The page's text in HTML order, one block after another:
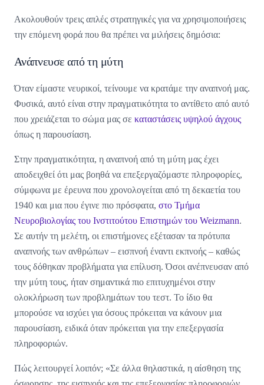
Ακολουθούν τρεις απλές στρατηγικές για να χρησιμοποιήσεις
την επόμενη φορά που θα πρέπει να μιλήσεις δημόσια:
Ανάπνευσε από τη μύτη
Όταν είμαστε νευρικοί, τείνουμε να κρατάμε την αναπνοή μας.
Φυσικά, αυτό είναι στην πραγματικότητα το αντίθετο από αυτό
που χρειάζεται το σώμα μας σε καταστάσεις υψηλού άγχους
όπως η παρουσίαση.
Στην πραγματικότητα, η αναπνοή από τη μύτη μας έχει
αποδειχθεί ότι μας βοηθά να επεξεργαζόμαστε πληροφορίες,
σύμφωνα με έρευνα που χρονολογείται από τη δεκαετία του
1940 και μια που έγινε πιο πρόσφατα, στο Τμήμα
Νευροβιολογίας του Ινστιτούτου Επιστημών του Weizmann.
Σε αυτήν τη μελέτη, οι επιστήμονες εξέτασαν τα πρότυπα
αναπνοής των ανθρώπων – εισπνοή έναντι εκπνοής – καθώς
τους δόθηκαν προβλήματα για επίλυση. Όσοι ανέπνευσαν από
την μύτη τους, ήταν σημαντικά πιο επιτυχημένοι στην
ολοκλήρωση των προβλημάτων του τεστ. Το ίδιο θα
μπορούσε να ισχύει για όσους πρόκειται να κάνουν μια
παρουσίαση, ειδικά όταν πρόκειται για την επεξεργασία
πληροφοριών.
Πώς λειτουργεί λοιπόν; «Σε άλλα θηλαστικά, η αίσθηση της